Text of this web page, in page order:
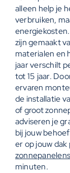
alleen help je
verbruiken,
zijn gemaakt
materialen en
jaar verschilt
tot 15 jaar.
ervaren
de installatie
of groot
adviseren je
bij jouw
er op jouw dak
minuten.